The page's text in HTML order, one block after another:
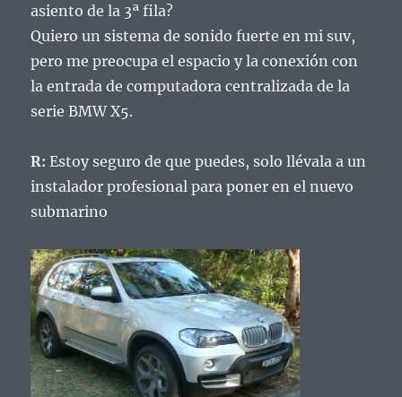
asiento de la 3ª fila?
Quiero un sistema de sonido fuerte en mi suv,
pero me preocupa el espacio y la conexión con
la entrada de computadora centralizada de la
serie BMW X5.
R: Estoy seguro de que puedes, solo llévala a un
instalador profesional para poner en el nuevo
submarino